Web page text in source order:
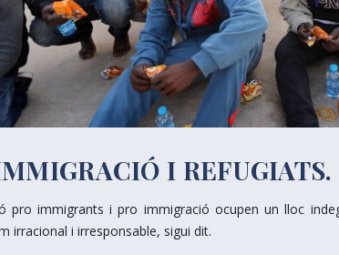
I REFUGIATS.
pro immigrants i pro immigració ocupen un lloc
irracional i irresponsable, sigui dit.